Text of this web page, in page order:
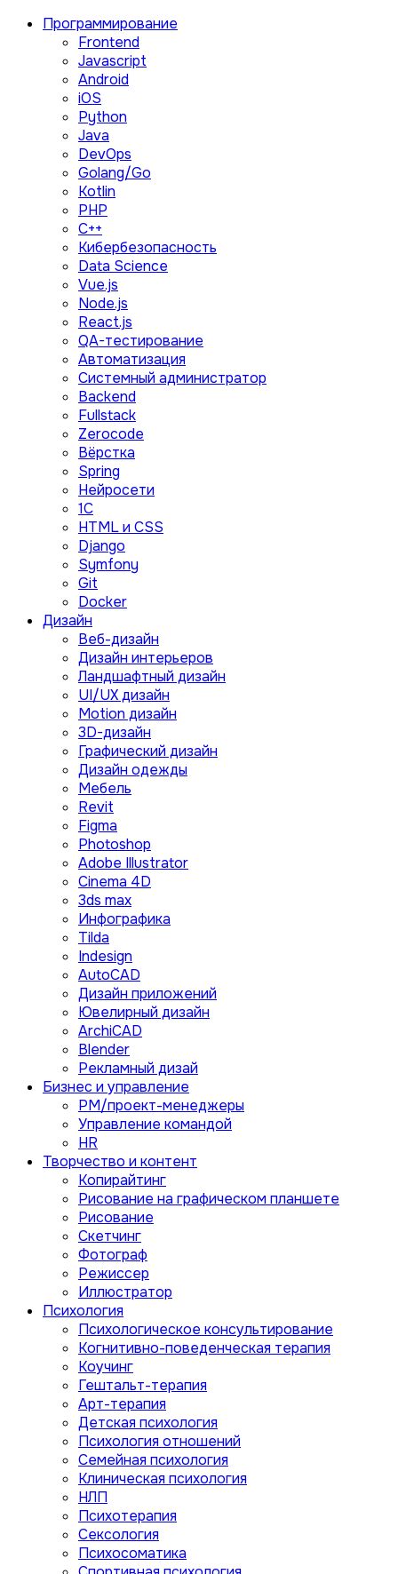
Программирование
Frontend
Javascript
Android
iOS
Python
Java
DevOps
Golang/Go
Kotlin
PHP
C++
Кибербезопасность
Data Science
Vue.js
Node.js
React.js
QA-тестирование
Автоматизация
Системный администратор
Backend
Fullstack
Zerocode
Вёрстка
Spring
Нейросети
1C
HTML и CSS
Django
Symfony
Git
Docker
Дизайн
Веб-дизайн
Дизайн интерьеров
Ландшафтный дизайн
UI/UX дизайн
Motion дизайн
3D-дизайн
Графический дизайн
Дизайн одежды
Мебель
Revit
Figma
Photoshop
Adobe Illustrator
Сinema 4D
3ds max
Инфографика
Tilda
Indesign
AutoCAD
Дизайн приложений
Ювелирный дизайн
ArchiCAD
Blender
Рекламный дизай
Бизнес и управление
PM/проект-менеджеры
Управление командой
HR
Творчество и контент
Копирайтинг
Рисование на графическом планшете
Рисование
Скетчинг
Фотограф
Режиссер
Иллюстратор
Психология
Психологическое консультирование
Когнитивно-поведенческая терапия
Коучинг
Гештальт-терапия
Арт-терапия
Детская психология
Психология отношений
Семейная психология
Клиническая психология
НЛП
Психотерапия
Сексология
Психосоматика